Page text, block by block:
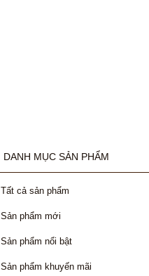
DANH MỤC SẢN PHẨM
Tất cả sản phẩm
Sản phẩm mới
Sản phẩm nổi bật
Sản phẩm khuyến mãi